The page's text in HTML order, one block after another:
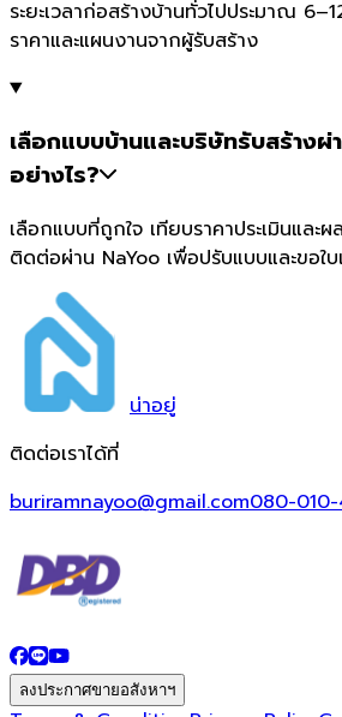
ระยะเวลาก่อสร้างบ้านทั่วไปประมาณ
ราคาและแผนงานจากผู้รับสร้าง
เลือกแบบบ้านและบริษัทรับสร้างผ่
อย่างไร?
เลือกแบบที่ถูกใจ เทียบราคาประเมินและ
ติดต่อผ่าน NaYoo เพื่อปรับแบบและขอใบ
น่าอยู่
ติดต่อเราได้ที่
buriramnayoo@gmail.com080-010-
ลงประกาศขายอสังหาฯ